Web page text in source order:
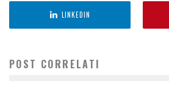
LINKEDIN
POST CORRELATI